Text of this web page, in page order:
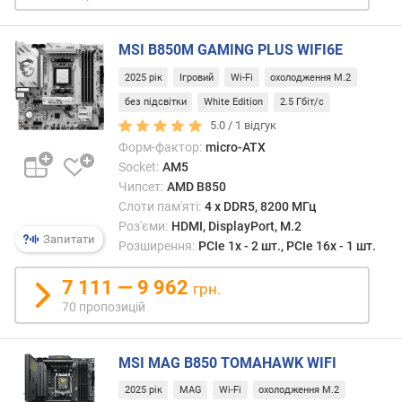
в
г
и
х
в
і
д
о
г
и
х
д
о
д
е
ш
Запитати
MSI B850M GAMING PLUS WIFI6E
2025 рік Ігровий Wi-Fi охолодження M.2
без підсвітки White Edition 2.5 Гбіт/с
5.0 / 1 відгук
Форм-фактор: micro-ATX
Socket: AM5
Чипсет: AMD B850
Слоти пам'яті: 4 х DDR5, 8200 МГц
Роз'єми: HDMI, DisplayPort, M.2
Розширення: PCIe 1x - 2 шт., PCIe 16x - 1 шт.
7 111 — 9 962 грн.
70 пропозицій
MSI MAG B850 TOMAHAWK WIFI
2025 рік MAG Wi-Fi охолодження M.2